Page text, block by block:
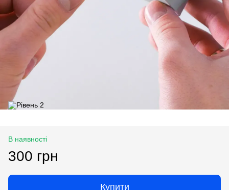
В наявності
300 грн
Купити